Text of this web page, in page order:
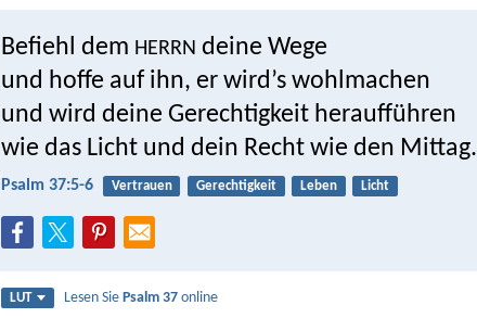
Befiehl dem HERRN deine Wege
und hoffe auf ihn, er wird’s wohlmachen
und wird deine Gerechtigkeit heraufführen
wie das Licht und dein Recht wie den Mittag.
Psalm 37:5-6 Vertrauen Gerechtigkeit Leben Licht
LUT Lesen SiePsalm 37 online